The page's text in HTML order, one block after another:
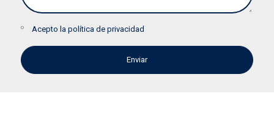
Acepto la política de privacidad